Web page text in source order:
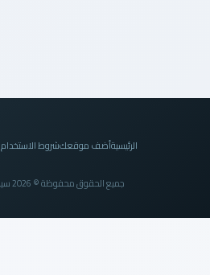
الرئيسيةأضف موقعكشروط الاستخداماتصل
جميع الحقوق محفوظة © 2026 سيداني دليل المواقع